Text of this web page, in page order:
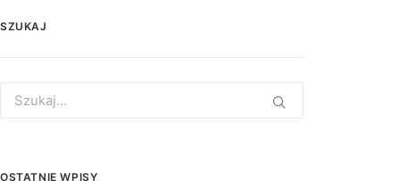
SZUKAJ
for:
OSTATNIE WPISY